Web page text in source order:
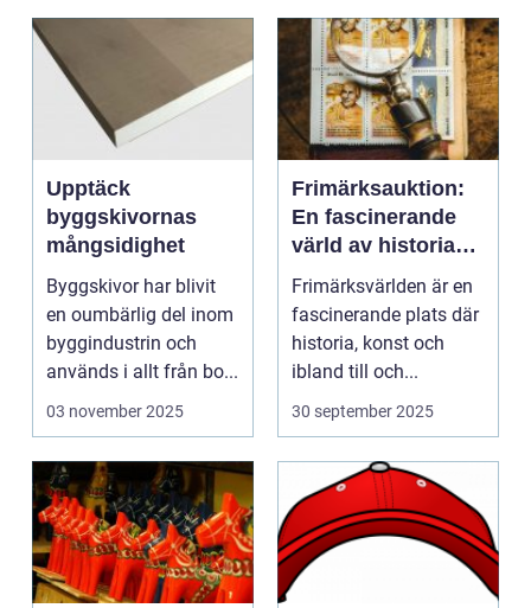
Upptäck
byggskivornas
mångsidighet
Byggskivor har blivit
en oumbärlig del inom
byggindustrin och
används i allt från bo...
03 november 2025
Frimärksauktion:
En fascinerande
värld av historia
och samlande
Frimärksvärlden är en
fascinerande plats där
historia, konst och
ibland till och...
30 september 2025